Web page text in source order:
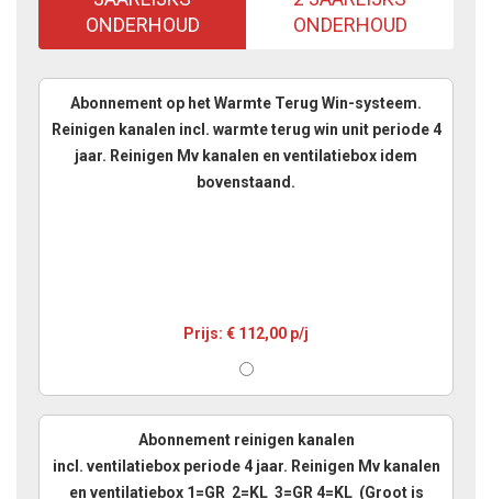
ONDERHOUD
ONDERHOUD
Abonnement op het Warmte Terug Win-systeem.
Reinigen kanalen incl. warmte terug win unit periode 4
jaar. Reinigen Mv kanalen en ventilatiebox idem
bovenstaand.
Prijs: € 112,00 p/j
Abonnement reinigen kanalen
incl. ventilatiebox periode 4 jaar. Reinigen Mv kanalen
en ventilatiebox 1=GR 2=KL 3=GR 4=KL (Groot is